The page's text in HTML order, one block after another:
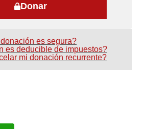
Donar
es segura?
es deducible de impuestos?
mi donación recurrente?